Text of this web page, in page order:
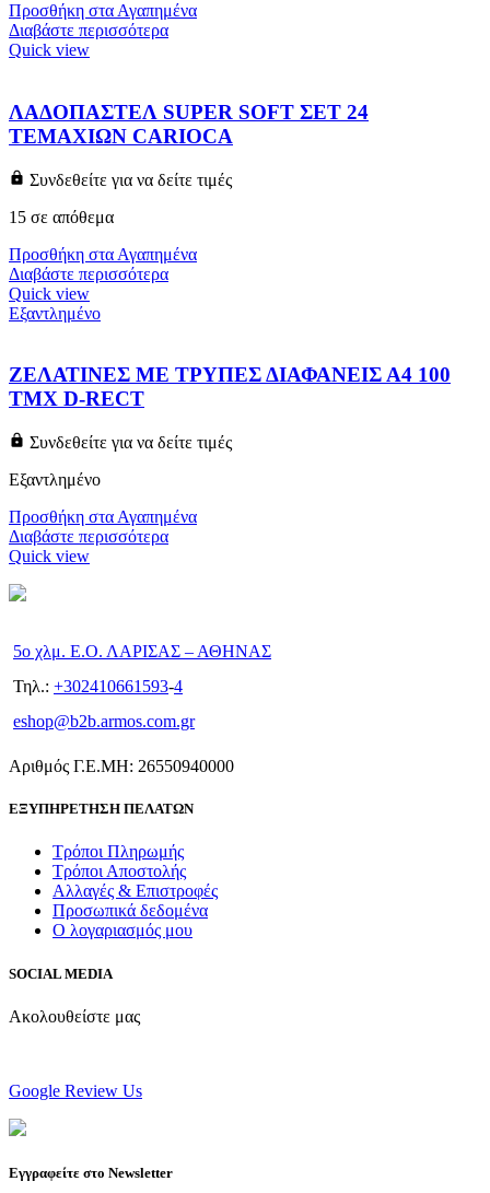
Προσθήκη στα Αγαπημένα
Διαβάστε περισσότερα
Quick view
ΛΑΔΟΠΑΣΤΕΛ SUPER SOFT ΣΕΤ 24
ΤΕΜΑΧΙΩΝ CARIOCA
Συνδεθείτε για να δείτε τιμές
15 σε απόθεμα
Προσθήκη στα Αγαπημένα
Διαβάστε περισσότερα
Quick view
Εξαντλημένο
ΖΕΛΑΤΙΝΕΣ ΜΕ ΤΡΥΠΕΣ ΔΙΑΦΑΝΕΙΣ Α4 100
ΤΜΧ D-RECT
Συνδεθείτε για να δείτε τιμές
Εξαντλημένο
Προσθήκη στα Αγαπημένα
Διαβάστε περισσότερα
Quick view
5ο χλμ. Ε.Ο. ΛΑΡΙΣΑΣ – ΑΘΗΝΑΣ
Τηλ.: +302410661593-4
eshop@b2b.armos.com.gr
Αριθμός Γ.Ε.ΜΗ: 26550940000
ΕΞΥΠΗΡΕΤΗΣΗ ΠΕΛΑΤΩΝ
Τρόποι Πληρωμής
Τρόποι Αποστολής
Αλλαγές & Επιστροφές
Προσωπικά δεδομένα
Ο λογαριασμός μου
SOCIAL MEDIA
Ακολουθείστε μας
Google Review Us
Εγγραφείτε στο Newsletter